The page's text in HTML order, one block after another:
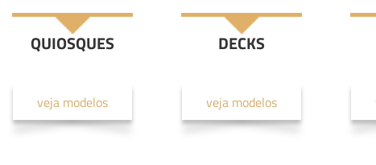
QUIOSQUES
veja modelos
DECKS
veja modelos